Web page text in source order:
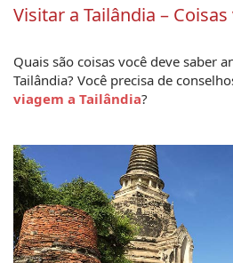
Visitar a Tailândia –
Quais são coisas você deve saber
viagem a Tailândia?